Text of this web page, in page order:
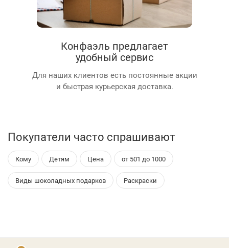
Конфаэль предлагает
удобный сервис
Для наших клиентов есть постоянные акции
и быстрая курьерская доставка.
Покупатели часто спрашивают
Кому Детям Цена от 501 до 1000
Виды шоколадных подарков Раскраски